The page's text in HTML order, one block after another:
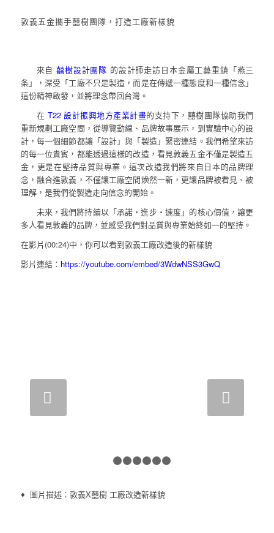
敦義五金攜手囍樹團隊，打造工廠新樣貌
來自囍樹設計團隊 的設計師走訪日本金屬工藝重鎮「燕三
条」，深受「工廠不只是製造，而是在傳遞一種態度和一種信念」
這份精神啟發，並將理念帶回台灣。
在 T22 設計振興地方產業計畫的支持下，囍樹團隊協助我們
重新規劃工廠空間，從導覽動線、品牌故事展示，到實驗中心的設
計，每一個細節都讓「設計」與「製造」緊密連結。我們希望來訪
的每一位貴賓，都能透過這樣的改造，看見敦義五金不僅是製造五
金，更是在堅持品質與專業。這次改造我們將來自日本的品牌理
念，融合進敦義，不僅讓工廠空間煥然一新，更讓品牌被看見、被
理解，是我們從製造走向信念的開始。
未來，我們將持續以「承諾・進步・速度」的核心價值，讓更
多人看見敦義的品牌，並感受我們對品質與專業始終如一的堅持。
在影片(00:24)中，你可以看到敦義工廠改造後的新樣貌
影片連結： https://youtube.com/embed/3WdwNSS3GwQ
1
♦ 圖片描述：敦義X囍樹 工廠改造新樣貌